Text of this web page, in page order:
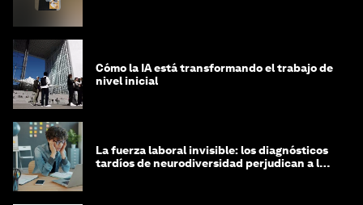
Cómo la IA está transformando el trabajo de
nivel inicial
La fuerza laboral invisible: los diagnósticos
tardíos de neurodiversidad perjudican a las